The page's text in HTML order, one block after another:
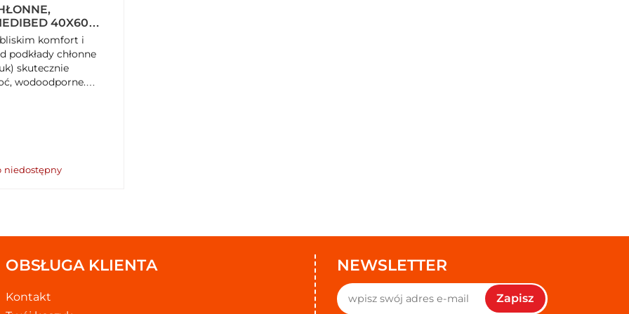
40X60
X 3
komfort i
podkłady chłonne
skutecznie
wodoodporne.
niedostępny
OBSŁUGA KLIENTA
Kontakt
NEWSLETTER
Zapisz